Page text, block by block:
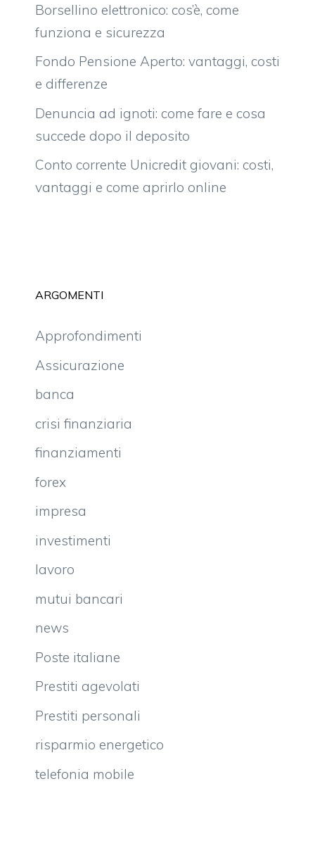
Borsellino elettronico: cos’è, come
funziona e sicurezza
Fondo Pensione Aperto: vantaggi, costi
e differenze
Denuncia ad ignoti: come fare e cosa
succede dopo il deposito
Conto corrente Unicredit giovani: costi,
vantaggi e come aprirlo online
ARGOMENTI
Approfondimenti
Assicurazione
banca
crisi finanziaria
finanziamenti
forex
impresa
investimenti
lavoro
mutui bancari
news
Poste italiane
Prestiti agevolati
Prestiti personali
risparmio energetico
telefonia mobile